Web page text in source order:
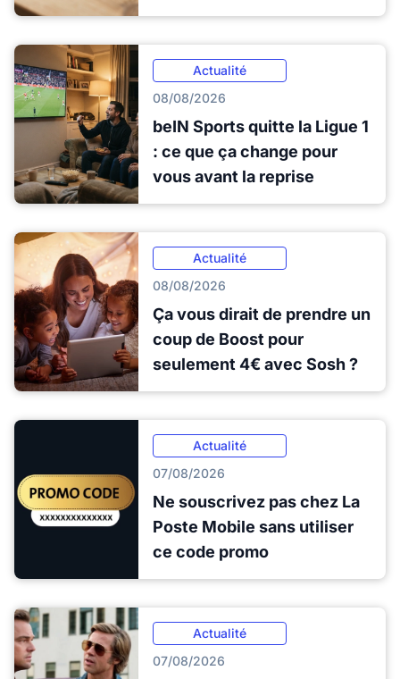
Actualité
08/08/2026
beIN Sports quitte la Ligue 1
: ce que ça change pour
vous avant la reprise
Actualité
08/08/2026
Ça vous dirait de prendre un
coup de Boost pour
seulement 4€ avec Sosh ?
Actualité
07/08/2026
Ne souscrivez pas chez La
Poste Mobile sans utiliser
ce code promo
Actualité
07/08/2026